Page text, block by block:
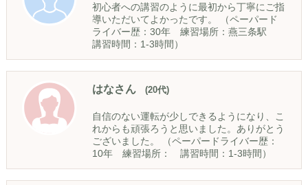
初心者への講習のように最初から丁寧にご指
導いただいてよかったです。 （ペーパード
ライバー歴：30年 練習場所：燕三条駅
講習時間：1-3時間）
はなさん (20代)
自信のない運転が少しできるようになり、こ
れからも頑張ろうと思いました。ありがとう
ございました。 （ペーパードライバー歴：
10年 練習場所： 講習時間：1-3時間）